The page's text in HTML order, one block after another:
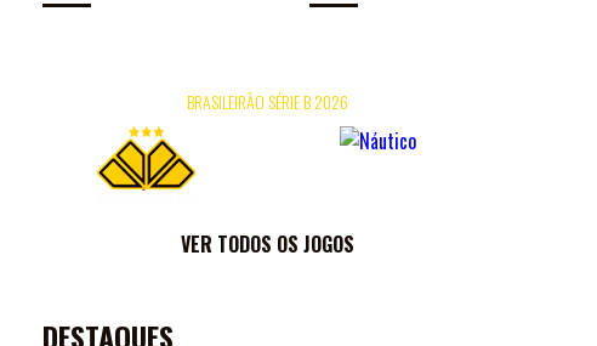
BRASILEIRÃO SÉRIE B 2026
VER TODOS OS JOGOS
DESTAQUES